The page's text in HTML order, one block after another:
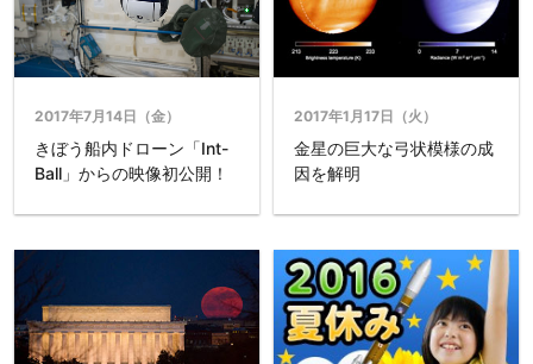
2017年7月14日（金）
きぼう船内ドローン「Int-
Ball」からの映像初公開！
2017年1月17日（火）
金星の巨大な弓状模様の成
因を解明